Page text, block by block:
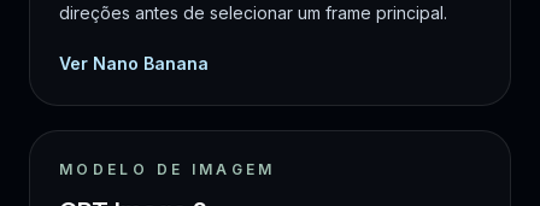
direções antes de selecionar um frame principal.
Ver Nano Banana
MODELO DE IMAGEM